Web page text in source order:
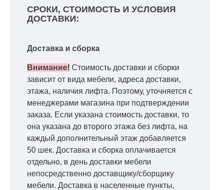
СРОКИ, СТОИМОСТЬ И УСЛОВИЯ
ДОСТАВКИ:
Доставка и сборка
Внимание! Стоимость доставки и сборки
зависит от вида мебели, адреса доставки,
этажа, наличия лифта. Поэтому, уточняется с
менеджерами магазина при подтверждении
заказа. Если указана стоимость доставки, то
она указана до второго этажа без лифта, на
каждый дополнительный этаж добавляется
50 шек. Доставка и сборка оплачивается
отдельно, в день доставки мебели
непосредственно доставщику/сборщику
мебели. Доставка в населенные пункты,